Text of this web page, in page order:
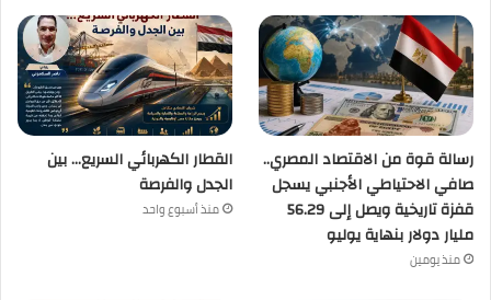
رسالة قوة من الاقتصاد المصري..
صافي الاحتياطي الأجنبي يسجل
قفزة تاريخية ويصل إلى 56.29
مليار دولار بنهاية يوليو
منذ يومين
القطار الكهربائي السريع… بين
الجدل والفرصة
منذ أسبوع واحد